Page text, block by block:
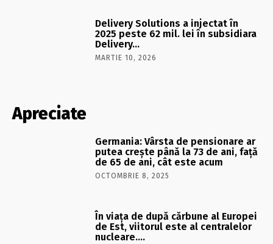
Delivery Solutions a injectat în
2025 peste 62 mil. lei în subsidiara
Delivery…
MARTIE 10, 2026
Apreciate
Germania: Vârsta de pensionare ar
putea crește până la 73 de ani, față
de 65 de ani, cât este acum
OCTOMBRIE 8, 2025
În viaţa de după cărbune al Europei
de Est, viitorul este al centralelor
nucleare….